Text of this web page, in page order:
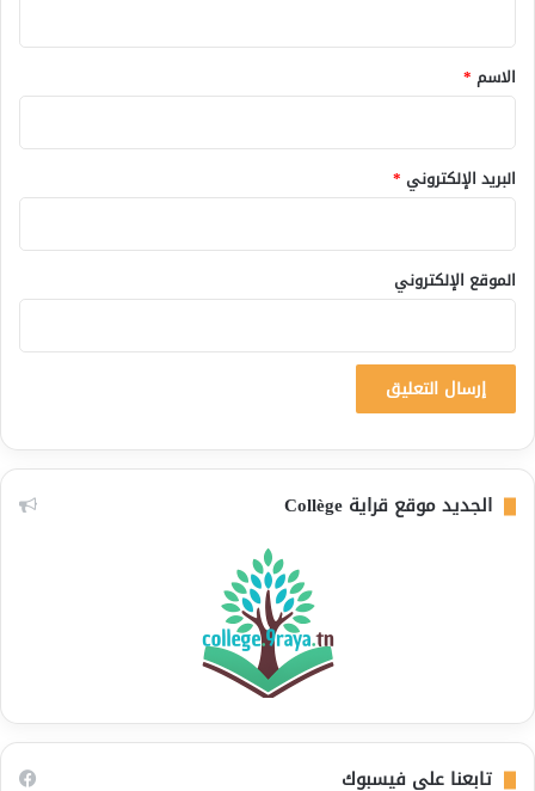
*
الاسم *
البريد الإلكتروني *
الموقع الإلكتروني
الجديد موقع قراية Collège
تابعنا على فيسبوك